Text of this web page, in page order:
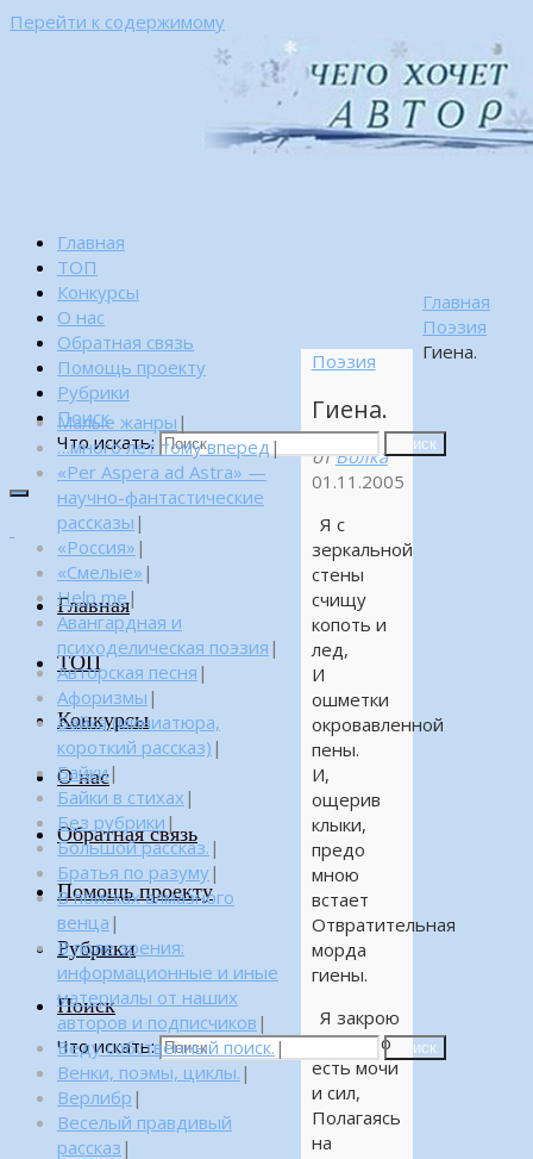
Перейти к содержимому
Главная
ТОП
Конкурсы
О нас
Обратная связь
Помощь проекту
Рубрики
Поиск
Что искать:
Поиск
Главная
ТОП
Конкурсы
О нас
Обратная связь
Помощь проекту
Рубрики
Поиск
Что искать: Поиск
Главная
Поэзия
Гиена.
Поэзия
Гиена.
от Волка
01.11.2005
Я с
зеркальной
стены
счищу
копоть и
лед,
И
ошметки
окровавленной
пены.
И,
ощерив
клыки,
предо
мною
встает
Отвратительная
морда
гиены.
Я закрою
глаза что
есть мочи
и сил,
Полагаясь
на
Малые жанры |
…много лет тому вперед |
«Per Aspera ad Astra» —
научно-фантастические
рассказы |
«Россия» |
«Смелые» |
Help me|
Авангардная и
психоделическая поэзия |
Авторская песня |
Афоризмы |
Байка (миниатюра,
короткий рассказ) |
Байки|
Байки в стихах |
Без рубрики |
Большой рассказ. |
Братья по разуму|
В поисках алмазного
венца |
В поле зрения:
информационные и иные
материалы от наших
авторов и подписчиков |
Веду собственный поиск. |
Венки, поэмы, циклы. |
Верлибр |
Веселый правдивый
рассказ |